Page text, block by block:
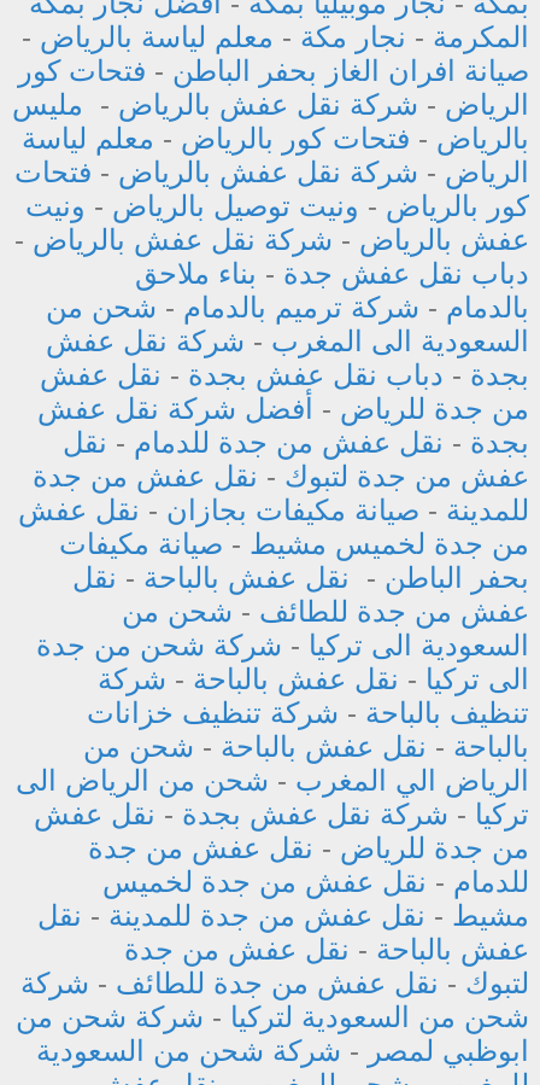
المكرمة - نجار مكة - معلم لياسة بالرياض -
صيانة افران الغاز بحفر الباطن - فتحات كور
الرياض - شركة نقل عفش بالرياض - مليس
بالرياض - فتحات كور بالرياض - معلم لياسة
الرياض - شركة نقل عفش بالرياض - فتحات
كور بالرياض - ونيت توصيل بالرياض - ونيت
عفش بالرياض - شركة نقل عفش بالرياض -
دباب نقل عفش جدة - بناء ملاحق
بالدمام - شركة ترميم بالدمام - شحن من
السعودية الى المغرب - شركة نقل عفش
بجدة - دباب نقل عفش بجدة - نقل عفش
من جدة للرياض - أفضل شركة نقل عفش
بجدة - نقل عفش من جدة للدمام - نقل
عفش من جدة لتبوك - نقل عفش من جدة
للمدينة - صيانة مكيفات بجازان - نقل عفش
من جدة لخميس مشيط - صيانة مكيفات
بحفر الباطن - نقل عفش بالباحة - نقل
عفش من جدة للطائف - شحن من
السعودية الى تركيا - شركة شحن من جدة
الى تركيا - نقل عفش بالباحة - شركة
تنظيف بالباحة - شركة تنظيف خزانات
بالباحة - نقل عفش بالباحة - شحن من
الرياض الي المغرب - شحن من الرياض الى
تركيا - شركة نقل عفش بجدة - نقل عفش
من جدة للرياض - نقل عفش من جدة
للدمام - نقل عفش من جدة لخميس
مشيط - نقل عفش من جدة للمدينة - نقل
عفش بالباحة - نقل عفش من جدة
لتبوك - نقل عفش من جدة للطائف - شركة
شحن من السعودية لتركيا - شركة شحن من
ابوظبي لمصر - شركة شحن من السعودية